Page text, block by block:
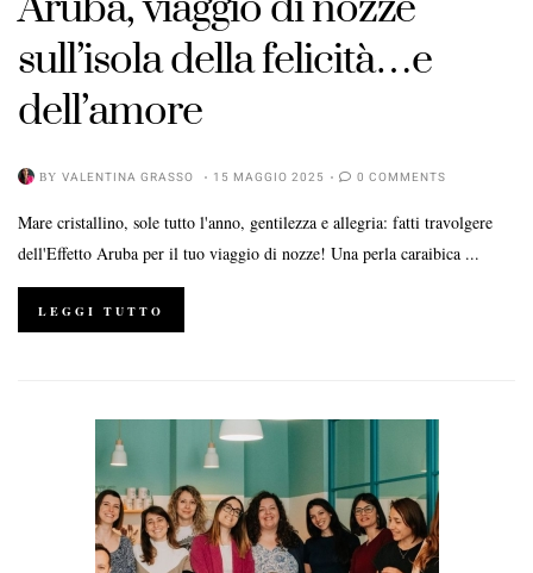
sull’isola della felicità…e
dell’amore
BY VALENTINA GRASSO 15 MAGGIO 2025 0 COMMENTS
Mare cristallino, sole tutto l'anno, gentilezza e allegria: fatti travolgere
dell'Effetto Aruba per il tuo viaggio di nozze! Una perla caraibica ...
LEGGI TUTTO